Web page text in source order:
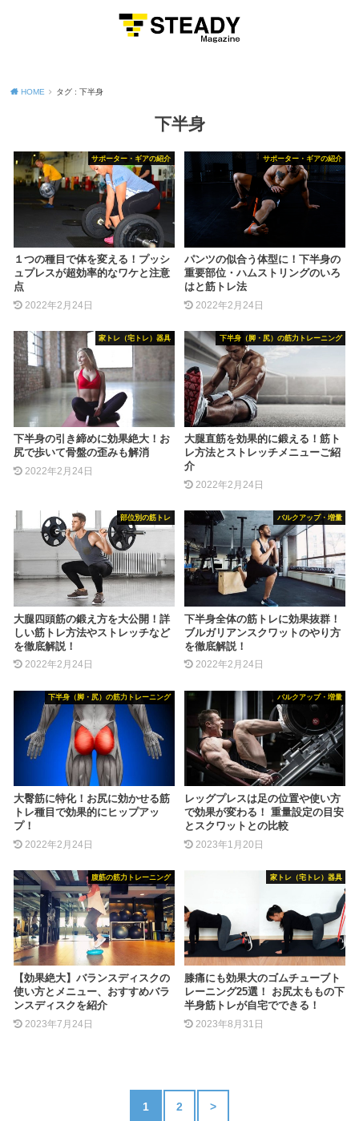
HOME タグ : 下半身
下半身
サポーター・ギアの紹介
１つの種目で体を変える！プッシ
ュプレスが超効率的なワケと注意
点
2022年2月24日
サポーター・ギアの紹介
パンツの似合う体型に！下半身の
重要部位・ハムストリングのいろ
はと筋トレ法
2022年2月24日
家トレ（宅トレ）器具
下半身の引き締めに効果絶大！お
尻で歩いて骨盤の歪みも解消
2022年2月24日
下半身（脚・尻）の筋力トレーニング
大腿直筋を効果的に鍛える！筋ト
レ方法とストレッチメニューご紹
介
2022年2月24日
部位別の筋トレ
大腿四頭筋の鍛え方を大公開！詳
しい筋トレ方法やストレッチなど
を徹底解説！
2022年2月24日
バルクアップ・増量
下半身全体の筋トレに効果抜群！
ブルガリアンスクワットのやり方
を徹底解説！
2022年2月24日
下半身（脚・尻）の筋力トレーニング
大臀筋に特化！お尻に効かせる筋
トレ種目で効果的にヒップアッ
プ！
2022年2月24日
バルクアップ・増量
レッグプレスは足の位置や使い方
で効果が変わる！ 重量設定の目安
とスクワットとの比較
2023年1月20日
腹筋の筋力トレーニング
【効果絶大】バランスディスクの
使い方とメニュー、おすすめバラ
ンスディスクを紹介
2023年7月24日
家トレ（宅トレ）器具
膝痛にも効果大のゴムチューブト
レーニング25選！ お尻太ももの下
半身筋トレが自宅でできる！
2023年8月31日
1 2 >